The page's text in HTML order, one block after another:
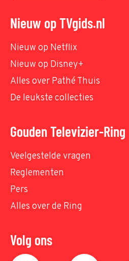
Nieuw op TVgids.nl
Nieuw op Netflix
Nieuw op Disney+
Alles over Pathé Thuis
De leukste collecties
Gouden Televizier-Ring
Veelgestelde vragen
Reglementen
Pers
Alles over de Ring
Volg ons